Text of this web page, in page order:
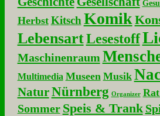
Herbst Kitsch Komik
LebensartLesestoff
Maschinenraum
Multimedia Museen Musik
NaturNürnberg Organizer
Sommer Speis & Trank